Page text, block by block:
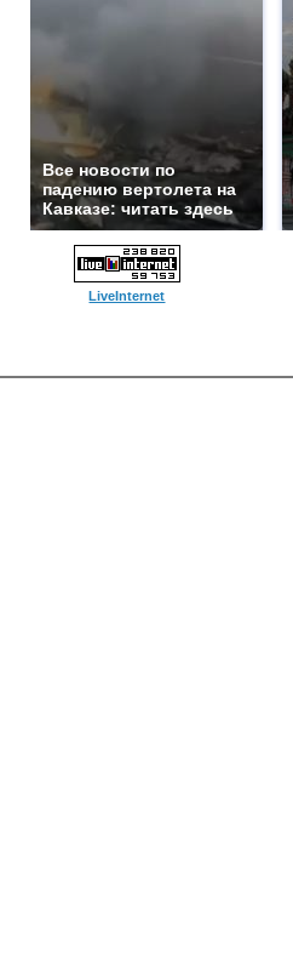
Все новости по
падению вертолета на
Кавказе: читать здесь
LiveInternet